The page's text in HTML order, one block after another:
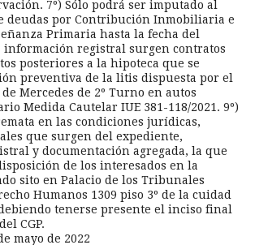
7º) Sólo podrá ser imputado al
deudas por Contribución Inmobiliaria e
Primaria hasta la fecha del
información registral surgen contratos
posteriores a la hipoteca que se
preventiva de la litis dispuesta por el
Mercedes de 2º Turno en autos
Medida Cautelar IUE 381-118/2021. 9º)
en las condiciones jurídicas,
que surgen del expediente,
y documentación agregada, la que
de los interesados en la
sito en Palacio de los Tribunales
Humanos 1309 piso 3º de la cuidad
tenerse presente el inciso final
CGP.
mayo de 2022